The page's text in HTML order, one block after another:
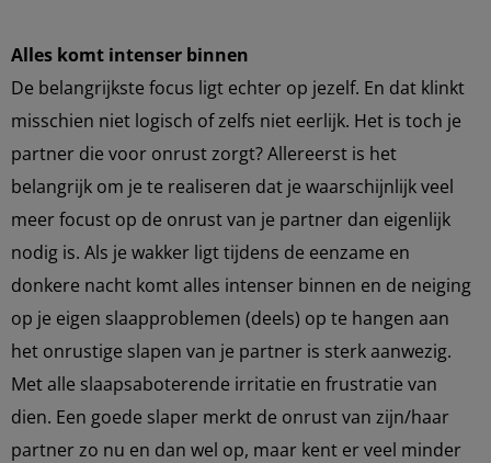
Alles komt intenser binnen
De belangrijkste focus ligt echter op jezelf. En dat klinkt
misschien niet logisch of zelfs niet eerlijk. Het is toch je
partner die voor onrust zorgt? Allereerst is het
belangrijk om je te realiseren dat je waarschijnlijk veel
meer focust op de onrust van je partner dan eigenlijk
nodig is. Als je wakker ligt tijdens de eenzame en
donkere nacht komt alles intenser binnen en de neiging
op je eigen slaapproblemen (deels) op te hangen aan
het onrustige slapen van je partner is sterk aanwezig.
Met alle slaapsaboterende irritatie en frustratie van
dien. Een goede slaper merkt de onrust van zijn/haar
partner zo nu en dan wel op, maar kent er veel minder